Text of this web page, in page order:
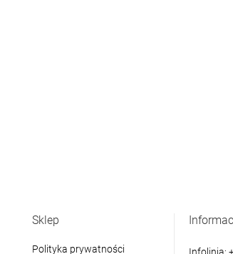
Sklep
Polityka prywatności